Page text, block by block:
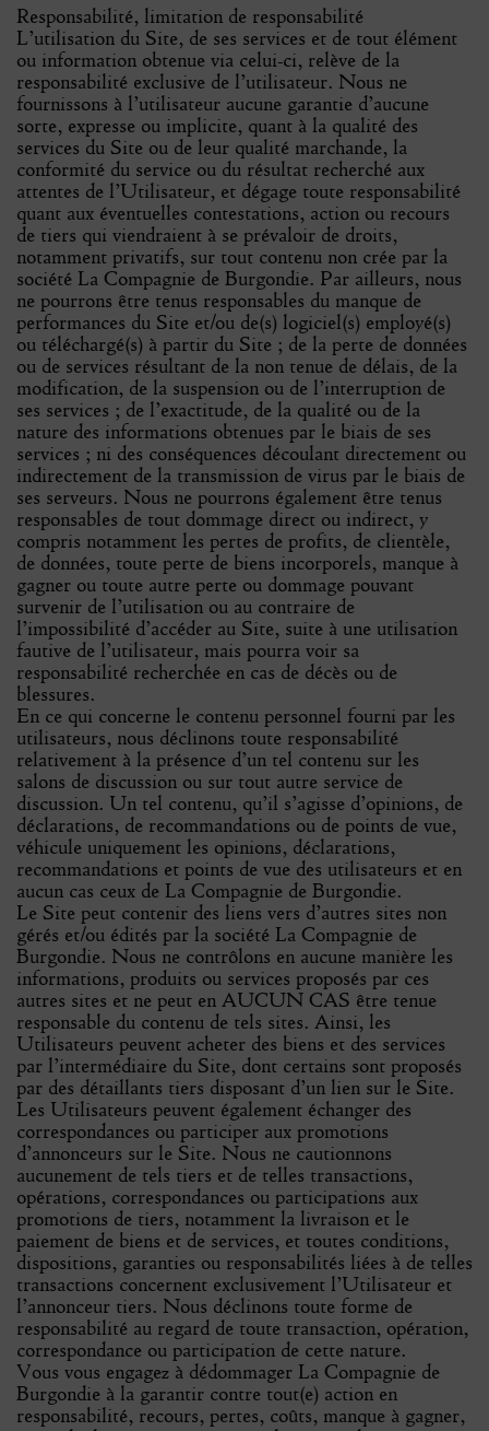
Responsabilité, limitation de responsabilité
L’utilisation du Site, de ses services et de tout élément
ou information obtenue via celui-ci, relève de la
responsabilité exclusive de l’utilisateur. Nous ne
fournissons à l’utilisateur aucune garantie d’aucune
sorte, expresse ou implicite, quant à la qualité des
services du Site ou de leur qualité marchande, la
conformité du service ou du résultat recherché aux
attentes de l’Utilisateur, et dégage toute responsabilité
quant aux éventuelles contestations, action ou recours
de tiers qui viendraient à se prévaloir de droits,
notamment privatifs, sur tout contenu non crée par la
société La Compagnie de Burgondie. Par ailleurs, nous
ne pourrons être tenus responsables du manque de
performances du Site et/ou de(s) logiciel(s) employé(s)
ou téléchargé(s) à partir du Site ; de la perte de données
ou de services résultant de la non tenue de délais, de la
modification, de la suspension ou de l’interruption de
ses services ; de l’exactitude, de la qualité ou de la
nature des informations obtenues par le biais de ses
services ; ni des conséquences découlant directement ou
indirectement de la transmission de virus par le biais de
ses serveurs. Nous ne pourrons également être tenus
responsables de tout dommage direct ou indirect, y
compris notamment les pertes de profits, de clientèle,
de données, toute perte de biens incorporels, manque à
gagner ou toute autre perte ou dommage pouvant
survenir de l’utilisation ou au contraire de
l’impossibilité d’accéder au Site, suite à une utilisation
fautive de l’utilisateur, mais pourra voir sa
responsabilité recherchée en cas de décès ou de
blessures.
En ce qui concerne le contenu personnel fourni par les
utilisateurs, nous déclinons toute responsabilité
relativement à la présence d’un tel contenu sur les
salons de discussion ou sur tout autre service de
discussion. Un tel contenu, qu’il s’agisse d’opinions, de
déclarations, de recommandations ou de points de vue,
véhicule uniquement les opinions, déclarations,
recommandations et points de vue des utilisateurs et en
aucun cas ceux de La Compagnie de Burgondie.
Le Site peut contenir des liens vers d’autres sites non
gérés et/ou édités par la société La Compagnie de
Burgondie. Nous ne contrôlons en aucune manière les
informations, produits ou services proposés par ces
autres sites et ne peut en AUCUN CAS être tenue
responsable du contenu de tels sites. Ainsi, les
Utilisateurs peuvent acheter des biens et des services
par l’intermédiaire du Site, dont certains sont proposés
par des détaillants tiers disposant d’un lien sur le Site.
Les Utilisateurs peuvent également échanger des
correspondances ou participer aux promotions
d’annonceurs sur le Site. Nous ne cautionnons
aucunement de tels tiers et de telles transactions,
opérations, correspondances ou participations aux
promotions de tiers, notamment la livraison et le
paiement de biens et de services, et toutes conditions,
dispositions, garanties ou responsabilités liées à de telles
transactions concernent exclusivement l’Utilisateur et
l’annonceur tiers. Nous déclinons toute forme de
responsabilité au regard de toute transaction, opération,
correspondance ou participation de cette nature.
Vous vous engagez à dédommager La Compagnie de
Burgondie à la garantir contre tout(e) action en
responsabilité, recours, pertes, coûts, manque à gagner,